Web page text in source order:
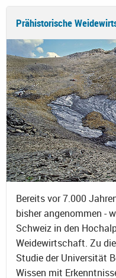
Prähistorische
Bereits vor 7.000
bisher angenommen -
Schweiz in den
Weidewirtschaft. Zu
Studie der Universität
Wissen mit